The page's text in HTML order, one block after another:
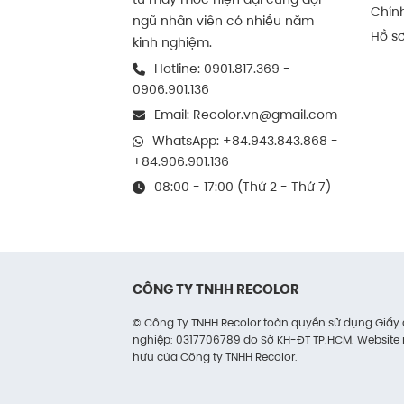
Bề mặt nhám nhẹ giúp tăng
trong vận chuyển.
Bề ngoài cũng dễ vệ sinh,
ẩm.
Cấu tạo bên trong
Lớp giấy sóng là lớp quan
yêu cầu chịu lực mà có thể
Tính ứng dụng thùng
Trong đóng gói hàng hóa
ngũ nhân viên có nhiều năm
kinh nghiệm.
Hotline: 0901.817.369 -
0906.901.136
Email: Recolor.vn@gmail.com
WhatsApp: +84.943.843.868 -
+84.906.901.136
08:00 - 17:00 (Thứ 2 - Thứ 7)
Hồ
CÔNG TY TNHH RECOLOR
© Công Ty TNHH Recolor toàn quyền sử dụng
nghiệp: 0317706789 do Sở KH-ĐT TP.HCM.
hữu của Công ty TNHH Recolor.